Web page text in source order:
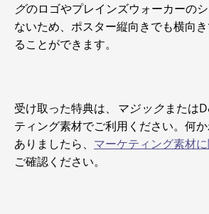
グのロゴやプレインズウォーカーの
ないため、ポスター縦向きでも横向
ることができます。
受け取った特典は、 マジックまたは
ティング素材でご利用ください。何
ありましたら、 マーケティング素材
ご確認ください。